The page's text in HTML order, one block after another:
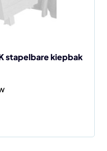
stapelbare kiepbak